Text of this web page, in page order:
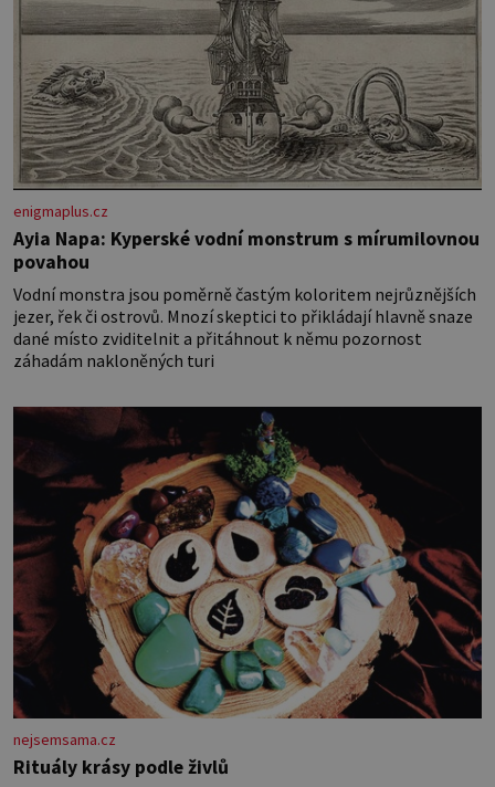
enigmaplus.cz
Ayia Napa: Kyperské vodní monstrum s mírumilovnou
povahou
Vodní monstra jsou poměrně častým koloritem nejrůznějších
jezer, řek či ostrovů. Mnozí skeptici to přikládají hlavně snaze
dané místo zviditelnit a přitáhnout k němu pozornost
záhadám nakloněných turi
nejsemsama.cz
Rituály krásy podle živlů